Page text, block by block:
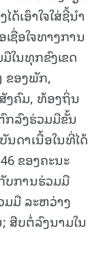
ເອົາໃຈໃສ່ຊີ້ນໍາ
ຊື່ອໃຈທາງການ
ໃນທຸກຂົງເຂດ
ຂອງພັກ,
ງຄົມ, ທ້ອງຖິ່ນ
ລົງຮ່ວມມືຂັ້ນ
ດາເນື້ອໃນທີ່ໄດ້
ຂອງຄະນະ
ບການຮ່ວມມື
ມື ລະຫວ່າງ
ສືບຕໍ່ລົງນາມໃນ